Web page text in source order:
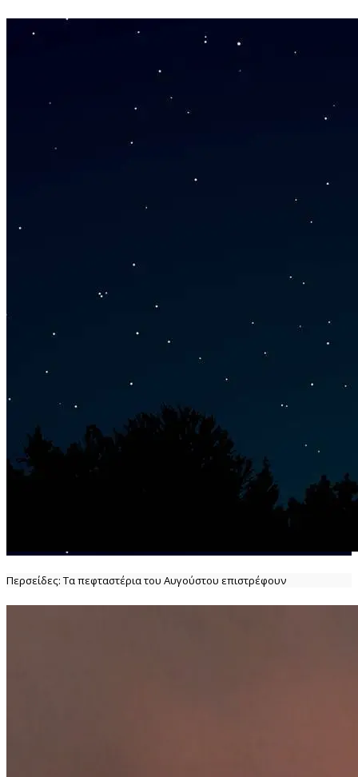
Περσείδες: Τα πεφταστέρια του Αυγούστου επιστρέφουν